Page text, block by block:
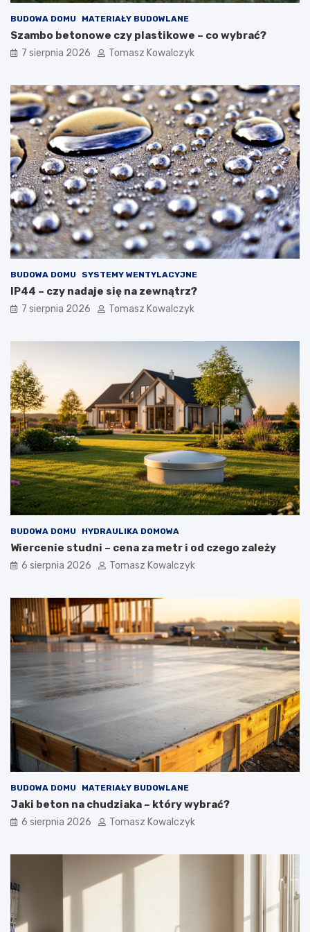
n
ę
t
n
y
c
h
BUDOWA DOMU MATERIAŁY BUDOWLANE
Szambo betonowe czy plastikowe – co wybrać?
7 sierpnia 2026 Tomasz Kowalczyk
BUDOWA DOMU SYSTEMY WENTYLACYJNE
IP44 – czy nadaje się na zewnątrz?
7 sierpnia 2026 Tomasz Kowalczyk
BUDOWA DOMU HYDRAULIKA DOMOWA
Wiercenie studni – cena za metr i od czego zależy
6 sierpnia 2026 Tomasz Kowalczyk
BUDOWA DOMU MATERIAŁY BUDOWLANE
Jaki beton na chudziaka – który wybrać?
6 sierpnia 2026 Tomasz Kowalczyk